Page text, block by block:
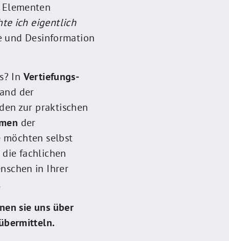
ich eigentlich
und Desinformation
In Vertiefungs-
der
zur praktischen
der
möchten selbst
die fachlichen
in Ihrer
sie uns über